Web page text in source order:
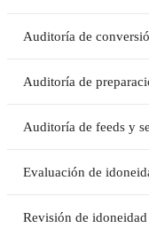
Auditoría de
Auditoría de
Auditoría de feeds y
Evaluación de
Revisión de